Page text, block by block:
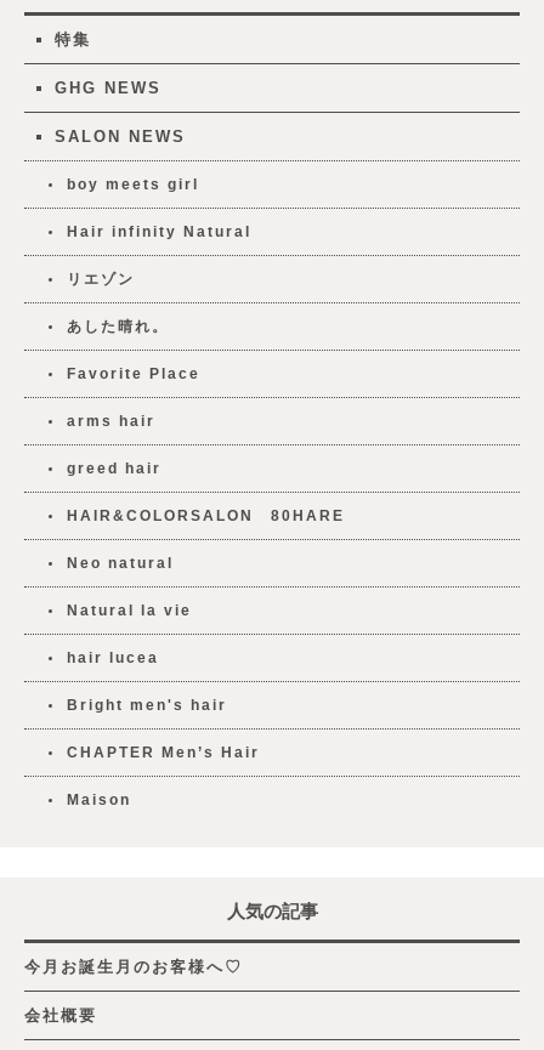
特集
GHG NEWS
SALON NEWS
boy meets girl
Hair infinity Natural
リエゾン
あした晴れ。
Favorite Place
arms hair
greed hair
HAIR&COLORSALON 80HARE
Neo natural
Natural la vie
hair lucea
Bright men's hair
CHAPTER Men’s Hair
Maison
人気の記事
今月お誕生月のお客様へ♡
会社概要